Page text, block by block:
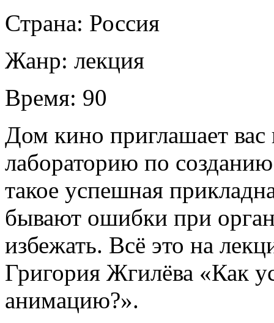
Страна: Россия
Жанр: лекция
Время: 90
Дом кино приглашает
лабораторию по
такое успешная
бывают ошибки при
избежать. Всё это на
Григория Жгилёва «Как
анимацию?».